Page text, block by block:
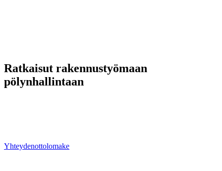
Ratkaisut rakennustyömaan
pölynhallintaan
Yhteydenottolomake